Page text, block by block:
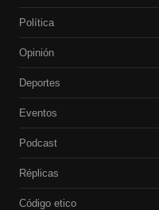
Política
Opinión
Deportes
Eventos
Podcast
Réplicas
Código etico